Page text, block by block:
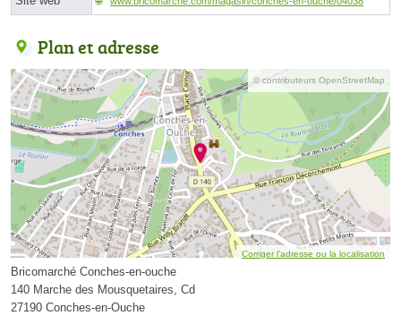
Plan et adresse
© contributeurs OpenStreetMap
Corriger l’adresse ou la localisation
Bricomarché Conches-en-ouche
140 Marche des Mousquetaires, Cd
27190 Conches-en-Ouche